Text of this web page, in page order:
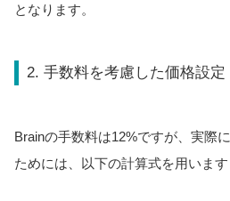
となります。
2. 手数料を考慮した価格設定
Brainの手数料は12%ですが、実際
ためには、以下の計算式を用います